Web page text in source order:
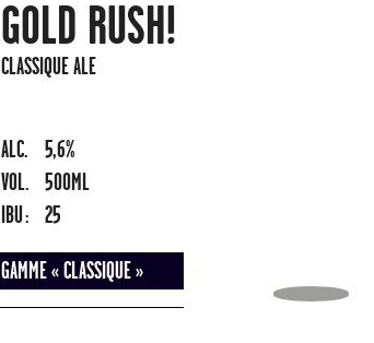
GOLD RUSH!
CLASSIQUE ALE
ALC.
5,6%
VOL.
500ML
IBU :
25
GAMME « CLASSIQUE »